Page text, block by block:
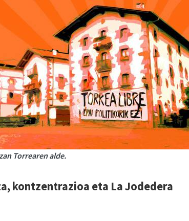
Torrearen alde.
kontzentrazioa eta La Jodedera